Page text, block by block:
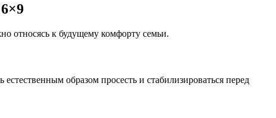
относясь к будущему комфорту семьи.
образом просесть и стабилизироваться перед